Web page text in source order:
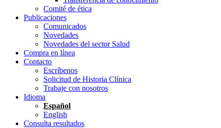
Comité de ética
Publicaciones
Comunicados
Novedades
Novedades del sector Salud
Compra en línea
Contacto
Escríbenos
Solicitud de Historia Clínica
Trabaje con nosotros
Idioma
Español
English
Consulta resultados